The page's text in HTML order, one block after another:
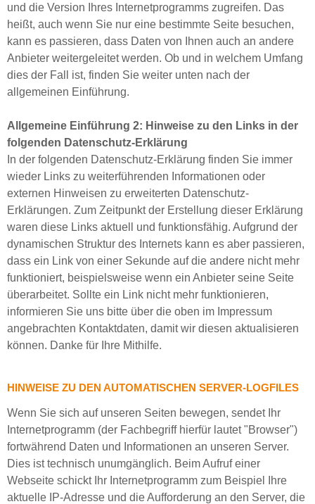
und die Version Ihres Internetprogramms zugreifen. Das
heißt, auch wenn Sie nur eine bestimmte Seite besuchen,
kann es passieren, dass Daten von Ihnen auch an andere
Anbieter weitergeleitet werden. Ob und in welchem Umfang
dies der Fall ist, finden Sie weiter unten nach der
allgemeinen Einführung.
Allgemeine Einführung 2: Hinweise zu den Links in der
folgenden Datenschutz-Erklärung
In der folgenden Datenschutz-Erklärung finden Sie immer
wieder Links zu weiterführenden Informationen oder
externen Hinweisen zu erweiterten Datenschutz-
Erklärungen. Zum Zeitpunkt der Erstellung dieser Erklärung
waren diese Links aktuell und funktionsfähig. Aufgrund der
dynamischen Struktur des Internets kann es aber passieren,
dass ein Link von einer Sekunde auf die andere nicht mehr
funktioniert, beispielsweise wenn ein Anbieter seine Seite
überarbeitet. Sollte ein Link nicht mehr funktionieren,
informieren Sie uns bitte über die oben im Impressum
angebrachten Kontaktdaten, damit wir diesen aktualisieren
können. Danke für Ihre Mithilfe.
HINWEISE ZU DEN AUTOMATISCHEN SERVER-LOGFILES
Wenn Sie sich auf unseren Seiten bewegen, sendet Ihr
Internetprogramm (der Fachbegriff hierfür lautet "Browser")
fortwährend Daten und Informationen an unseren Server.
Dies ist technisch unumgänglich. Beim Aufruf einer
Webseite schickt Ihr Internetprogramm zum Beispiel Ihre
aktuelle IP-Adresse und die Aufforderung an den Server, die